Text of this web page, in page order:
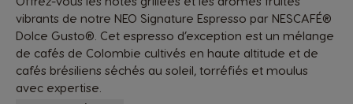
vibrants de notre NEO Signature Espresso par NESCAFÉ®
Dolce Gusto®. Cet espresso d’exception est un mélange
de cafés de Colombie cultivés en haute altitude et de
cafés brésiliens séchés au soleil, torréfiés et moulus
avec expertise.